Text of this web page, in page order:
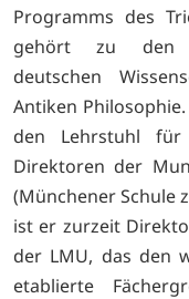
Programms des
gehört zu den
deutschen
Antiken
den Lehrstuhl
Direktoren der
(Münchener Schule
ist er zurzeit
der LMU, das den
etablierte